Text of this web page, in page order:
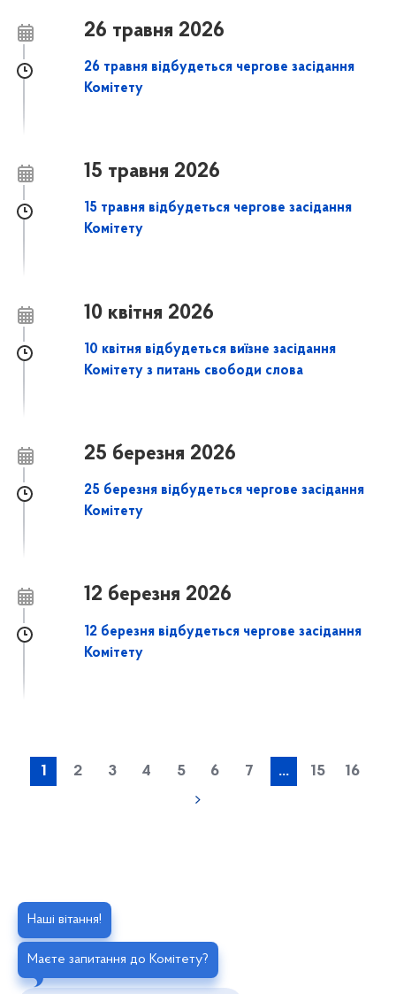
26 травня 2026
26 травня відбудеться чергове засідання
Комітету
15 травня 2026
15 травня відбудеться чергове засідання
Комітету
10 квітня 2026
10 квітня відбудеться виїзне засідання
Комітету з питань свободи слова
25 березня 2026
25 березня відбудеться чергове засідання
Комітету
12 березня 2026
12 березня відбудеться чергове засідання
Комітету
1 2 3 4 5 6 7 ... 15 16
Наші вітання!
Маєте запитання до Комітету?